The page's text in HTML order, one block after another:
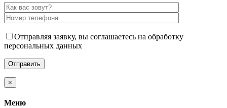
Отправляя заявку, вы соглашаетесь на обработку
персональных данных
×
Меню